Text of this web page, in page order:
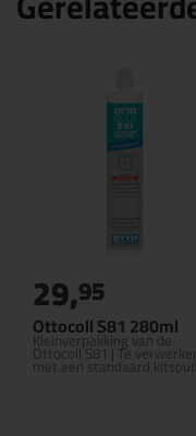
Ottocoll S81 280ml
Kleinverpakking van de
Ottocoll S81 | Te
met een standaard
29,95